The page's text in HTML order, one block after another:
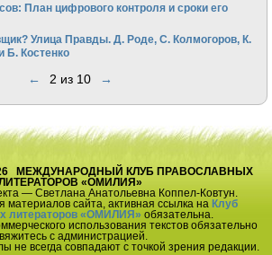
План цифрового контроля и сроки его
Улица Правды. Д. Роде, С. Колмогоров, К.
Б. Костенко
← 2 из 10 →
МЕЖДУНАРОДНЫЙ КЛУБ ПРАВОСЛАВНЫХ
«ОМИЛИЯ»
— Светлана Анатольевна Коппел-Ковтун.
материалов сайта, активная ссылка на Клуб
литераторов «ОМИЛИЯ» обязательна.
использования текстов обязательно
с администрацией.
не всегда совпадают с точкой зрения редакции.